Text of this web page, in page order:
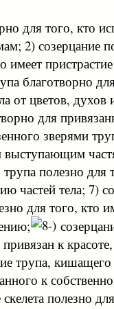
для того, кто
2) созерцание
имеет
благотворно
от цветов, духов
для
зверями
полезно для
частей тела; 7)
для того, кто
к
трупа,
к
полезно